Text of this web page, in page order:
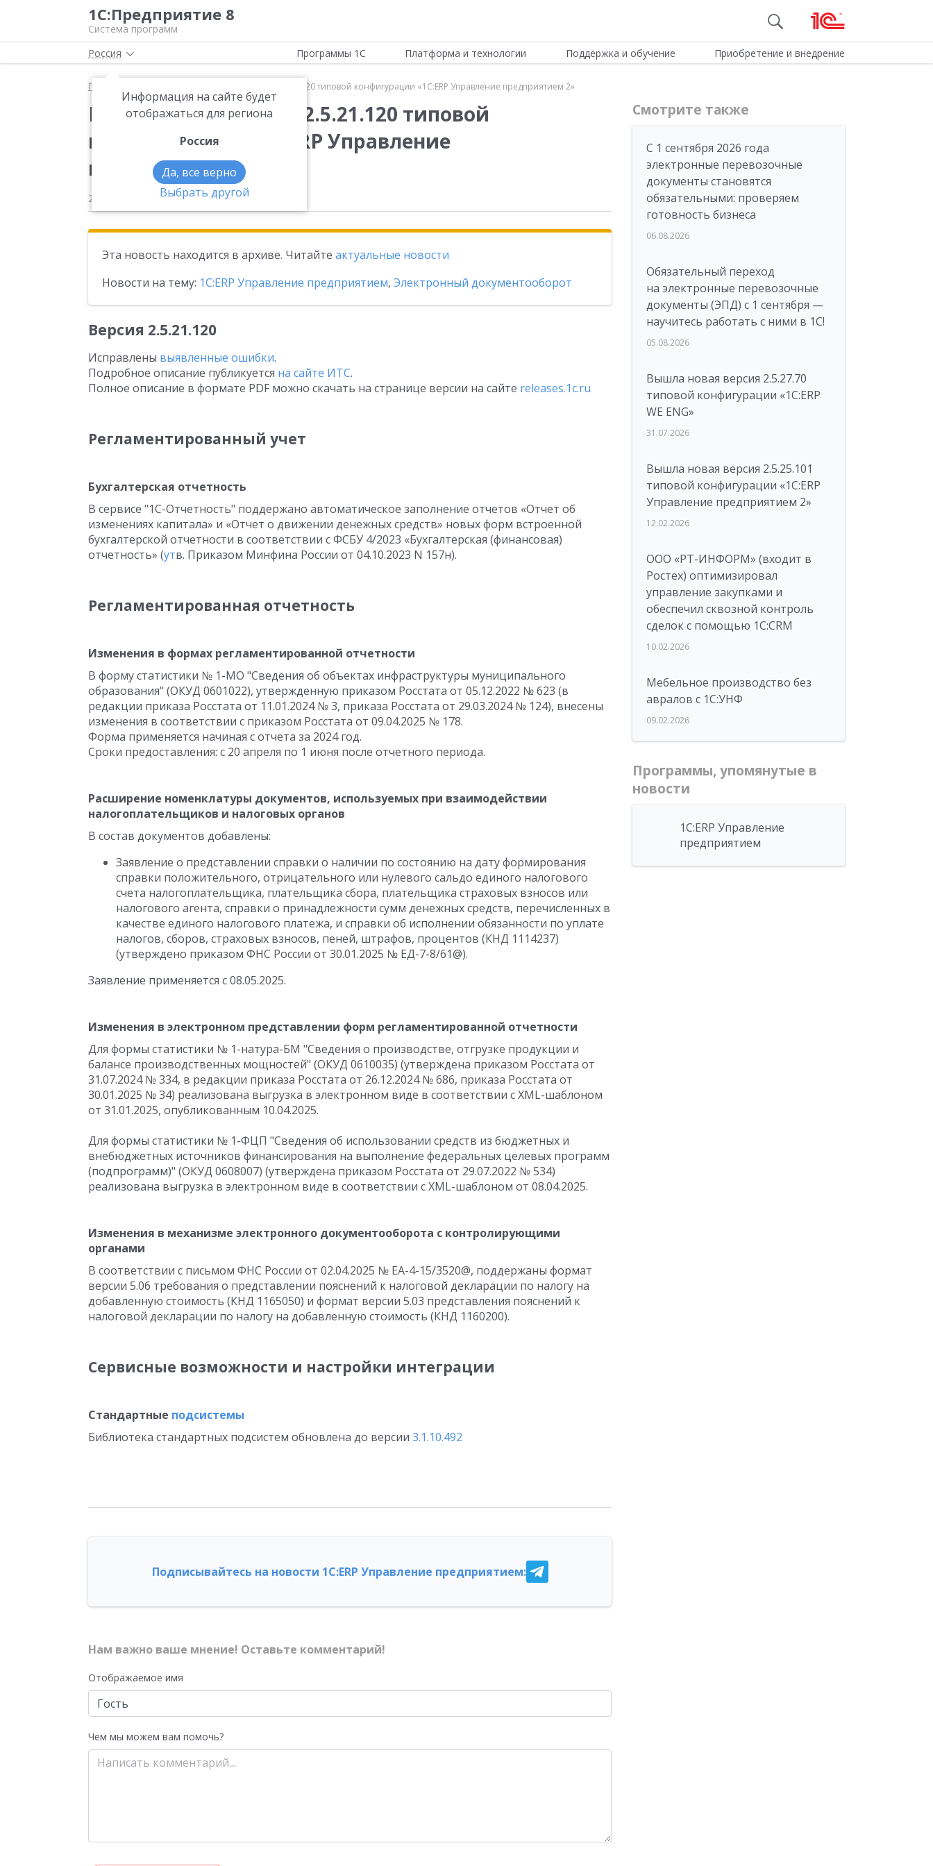
1С:Предприятие 8
Система программ
Россия
Информация на сайте будет
отображаться для региона
Россия
Да, все верно
Выбрать другой
Программы 1С Платформа и технологии Поддержка и обучение Приобретение и внедрение
Главная Вышла новая версия 2.5.21.120 типовой конфигурации «1С:ERP Управление предприятием 2»
Вышла новая версия 2.5.21.120 типовой
конфигурации «1С:ERP Управление
предприятием 2»
24.04.2025
Эта новость находится в архиве. Читайте актуальные новости
Новости на тему: 1С:ERP Управление предприятием, Электронный документооборот
Версия 2.5.21.120
Исправлены выявленные ошибки.
Подробное описание публикуется на сайте ИТС.
Полное описание в формате PDF можно скачать на странице версии на сайте releases.1c.ru
Регламентированный учет
Бухгалтерская отчетность
В сервисе "1С-Отчетность" поддержано автоматическое заполнение отчетов «Отчет об
изменениях капитала» и «Отчет о движении денежных средств» новых форм встроенной
бухгалтерской отчетности в соответствии с ФСБУ 4/2023 «Бухгалтерская (финансовая)
отчетность» (утв. Приказом Минфина России от 04.10.2023 N 157н).
Регламентированная отчетность
Изменения в формах регламентированной отчетности
В форму статистики № 1-МО "Сведения об объектах инфраструктуры муниципального
образования" (ОКУД 0601022), утвержденную приказом Росстата от 05.12.2022 № 623 (в
редакции приказа Росстата от 11.01.2024 № 3, приказа Росстата от 29.03.2024 № 124), внесены
изменения в соответствии с приказом Росстата от 09.04.2025 № 178.
Форма применяется начиная с отчета за 2024 год.
Сроки предоставления: с 20 апреля по 1 июня после отчетного периода.
Расширение номенклатуры документов, используемых при взаимодействии
налогоплательщиков и налоговых органов
В состав документов добавлены:
Заявление о представлении справки о наличии по состоянию на дату формирования
справки положительного, отрицательного или нулевого сальдо единого налогового
счета налогоплательщика, плательщика сбора, плательщика страховых взносов или
налогового агента, справки о принадлежности сумм денежных средств, перечисленных в
качестве единого налогового платежа, и справки об исполнении обязанности по уплате
налогов, сборов, страховых взносов, пеней, штрафов, процентов (КНД 1114237)
(утверждено приказом ФНС России от 30.01.2025 № ЕД-7-8/61@).
Заявление применяется с 08.05.2025.
Изменения в электронном представлении форм регламентированной отчетности
Для формы статистики № 1-натура-БМ "Сведения о производстве, отгрузке продукции и
балансе производственных мощностей" (ОКУД 0610035) (утверждена приказом Росстата от
31.07.2024 № 334, в редакции приказа Росстата от 26.12.2024 № 686, приказа Росстата от
30.01.2025 № 34) реализована выгрузка в электронном виде в соответствии с XML-шаблоном
от 31.01.2025, опубликованным 10.04.2025.
Для формы статистики № 1-ФЦП "Сведения об использовании средств из бюджетных и
внебюджетных источников финансирования на выполнение федеральных целевых программ
(подпрограмм)" (ОКУД 0608007) (утверждена приказом Росстата от 29.07.2022 № 534)
реализована выгрузка в электронном виде в соответствии с XML-шаблоном от 08.04.2025.
Изменения в механизме электронного документооборота с контролирующими
органами
В соответствии с письмом ФНС России от 02.04.2025 № ЕА-4-15/3520@, поддержаны формат
версии 5.06 требования о представлении пояснений к налоговой декларации по налогу на
добавленную стоимость (КНД 1165050) и формат версии 5.03 представления пояснений к
налоговой декларации по налогу на добавленную стоимость (КНД 1160200).
Сервисные возможности и настройки интеграции
Стандартные подсистемы
Библиотека стандартных подсистем обновлена до версии 3.1.10.492
Подписывайтесь на новости 1С:ERP Управление предприятием:
Нам важно ваше мнение! Оставьте комментарий!
Отображаемое имя
Чем мы можем вам помочь?
Смотрите также
С 1 сентября 2026 года
электронные перевозочные
документы становятся
обязательными: проверяем
готовность бизнеса
06.08.2026
Обязательный переход
на электронные перевозочные
документы (ЭПД) с 1 сентября —
научитесь работать с ними в 1С!
05.08.2026
Вышла новая версия 2.5.27.70
типовой конфигурации «1С:ERP
WE ENG»
31.07.2026
Вышла новая версия 2.5.25.101
типовой конфигурации «1С:ERP
Управление предприятием 2»
12.02.2026
ООО «РТ-ИНФОРМ» (входит в
Ростех) оптимизировал
управление закупками и
обеспечил сквозной контроль
сделок с помощью 1С:CRM
10.02.2026
Мебельное производство без
авралов с 1С:УНФ
09.02.2026
Программы, упомянутые в
новости
1С:ERP Управление
предприятием